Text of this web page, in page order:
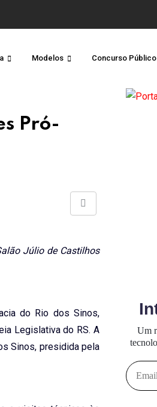
Modelos Concurso Público
Pró-
Share
Email
Júlio de Castilhos
do Rio dos Sinos,
Legislativa do RS. A
Sinos, presidida pela